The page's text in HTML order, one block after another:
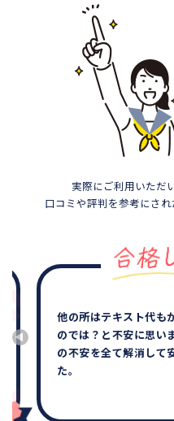
実際にご利用いただ
口コミや評判を参考にされ
他の所はテキスト代も
のでは？と不安に思い
の不安を全て解消して
た。